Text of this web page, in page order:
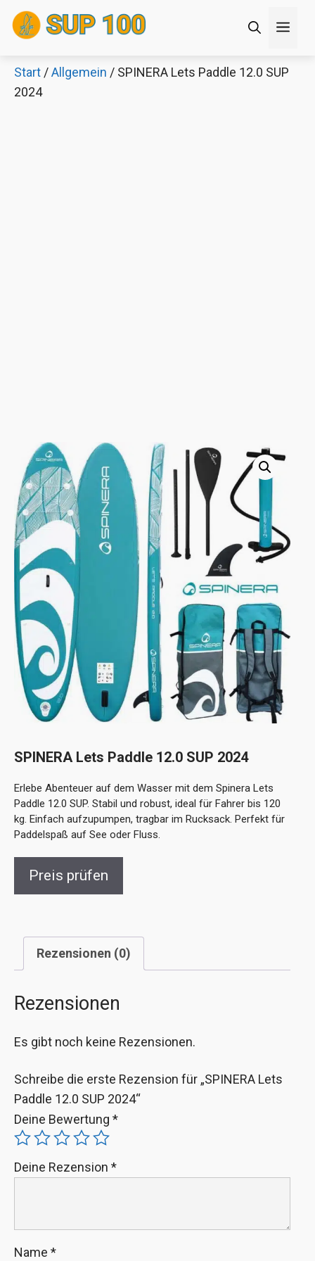
Zum
Inhalt
Start /Allgemein / SPINERA Lets Paddle 12.0 SUP
2024
SPINERA Lets Paddle 12.0 SUP 2024
Erlebe Abenteuer auf dem Wasser mit dem Spinera Lets
Paddle 12.0 SUP. Stabil und robust, ideal für Fahrer bis 120
kg. Einfach aufzupumpen, tragbar im Rucksack. Perfekt für
Paddelspaß auf See oder Fluss.
Preis prüfen
Rezensionen (0)
Rezensionen
Es gibt noch keine Rezensionen.
Schreibe die erste Rezension für „SPINERA Lets
Paddle 12.0 SUP 2024“
Deine Bewertung *
Deine Rezension *
Name *